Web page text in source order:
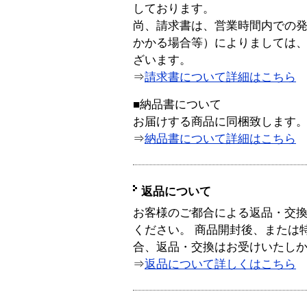
しております。
尚、請求書は、営業時間内での
かかる場合等）によりましては
ざいます。
⇒請求書について詳細はこちら
■納品書について
お届けする商品に同梱致します。
⇒納品書について詳細はこちら
返品について
お客様のご都合による返品・交
ください。 商品開封後、または
合、返品・交換はお受けいたし
⇒返品について詳しくはこちら